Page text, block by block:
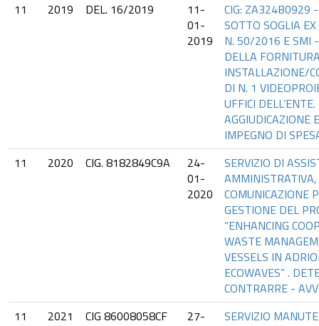
11
2019 DEL. 16/2019
11-
01-
2019
CIG: ZA324B0929
SOTTO SOGLIA
N. 50/2016 E SMI
DELLA
INSTALLAZIONE/
DI N. 1
UFFICI
AGGIUDICAZIONE
IMPEGNO DI
11
2020 CIG. 8182849C9A
24-
01-
2020
SERVIZIO DI
COMUNICAZIONE
GESTIONE DEL
“ENHANCING
WASTE
VESSELS IN
ECOWAVES” .
CONTRARRE -
11
2021 CIG 86008058CF
27-
SERVIZIO